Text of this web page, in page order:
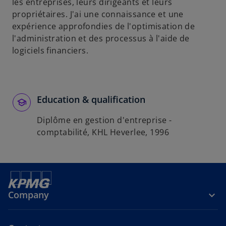
n
n
o
u
o
g
l
propriétaires. J'ai une connaissance et une
expérience approfondies de l'optimisation de
l'administration et des processus à l'aide de
logiciels financiers.
Education & qualification
Diplôme en gestion d'entreprise -
comptabilité, KHL Heverlee, 1996
Company